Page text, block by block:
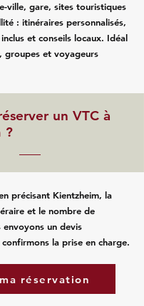
ville, gare, sites touristiques
: itinéraires personnalisés,
et conseils locaux. Idéal
groupes et voyageurs
un VTC à
?
précisant Kientzheim, la
et le nombre de
envoyons un devis
la prise en charge.
réservation